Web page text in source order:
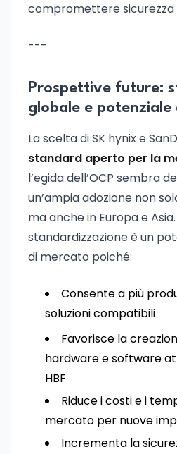
compromettere sicurezza
---
Prospettive future:
globale e potenziale
La scelta di SK hynix e
standard aperto per la
l’egida dell’OCP sembra
un’ampia adozione non
ma anche in Europa e Asia.
standardizzazione è un
di mercato poiché:
Consente a più
soluzioni compatibili
Favorisce la
hardware e software
HBF
Riduce i costi e i
mercato per nuove
Incrementa la